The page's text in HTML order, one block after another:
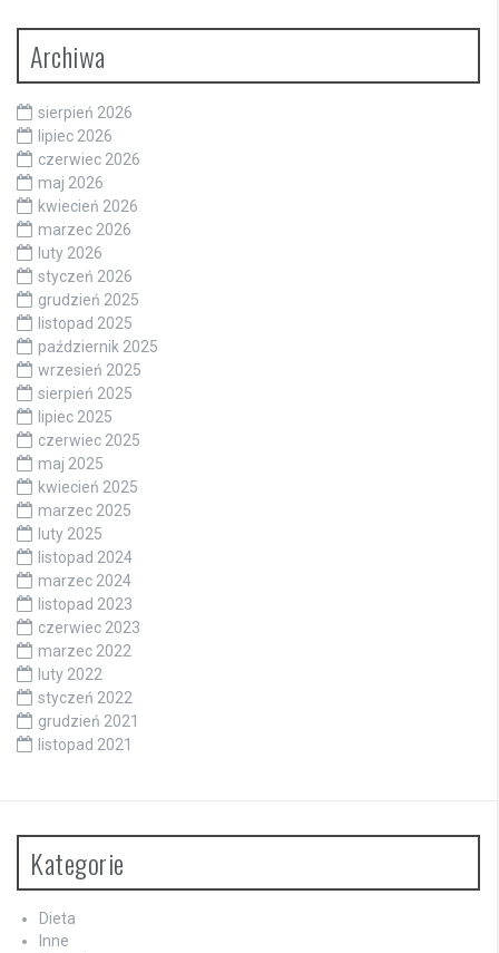
Archiwa
sierpień 2026
lipiec 2026
czerwiec 2026
maj 2026
kwiecień 2026
marzec 2026
luty 2026
styczeń 2026
grudzień 2025
listopad 2025
październik 2025
wrzesień 2025
sierpień 2025
lipiec 2025
czerwiec 2025
maj 2025
kwiecień 2025
marzec 2025
luty 2025
listopad 2024
marzec 2024
listopad 2023
czerwiec 2023
marzec 2022
luty 2022
styczeń 2022
grudzień 2021
listopad 2021
Kategorie
Dieta
Inne